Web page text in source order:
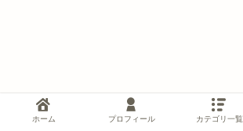
ホーム プロフィール カテゴリ一覧